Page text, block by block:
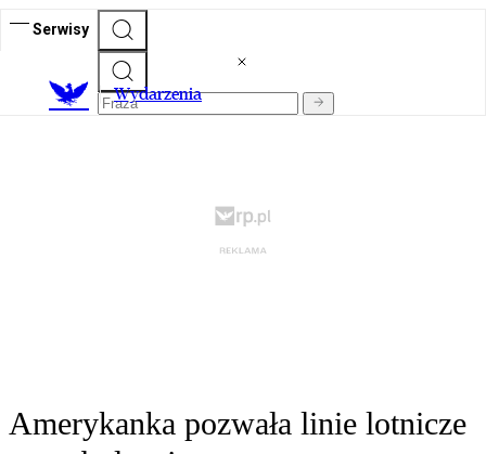
Serwisy
Wydarzenia
Amerykanka pozwała linie lotnicze